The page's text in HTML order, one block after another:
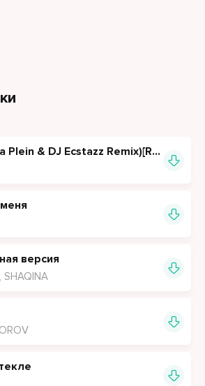
Лето (Misha Plein & DJ Ecstazz Remix)[Radio]
версия
SHAQINA